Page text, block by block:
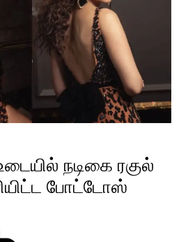
நடிகை ரகுல்
போட்டோஸ்